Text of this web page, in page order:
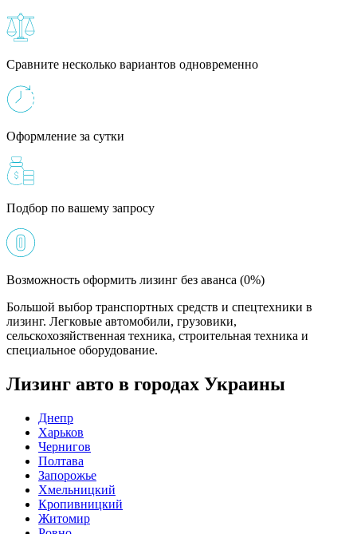
Сравните несколько вариантов одновременно
Оформление за сутки
Подбор по вашему запросу
Возможность оформить лизинг без аванса (0%)
Большой выбор транспортных средств и спецтехники в
лизинг. Легковые автомобили, грузовики,
сельскохозяйственная техника, строительная техника и
специальное оборудование.
Лизинг авто в городах Украины
Днепр
Харьков
Чернигов
Полтава
Запорожье
Хмельницкий
Кропивницкий
Житомир